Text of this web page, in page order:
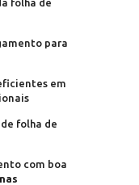
folha de
para
em
folha de
com boa